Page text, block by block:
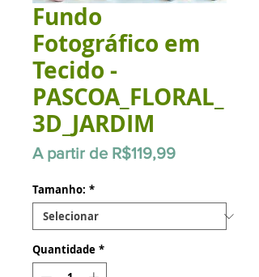
Fundo
Fotográfico em
Tecido -
PASCOA_FLORAL_
3D_JARDIM
A partir de R$119,99Preço
Tamanho: *
Quantidade *